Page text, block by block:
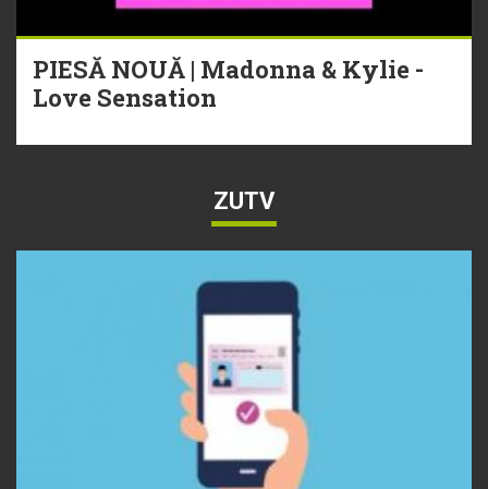
PIESĂ NOUĂ | Madonna & Kylie -
Love Sensation
ZUTV